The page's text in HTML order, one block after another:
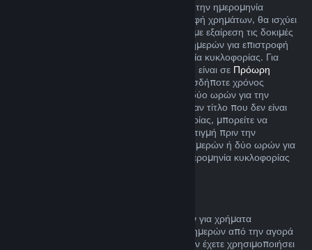
Όταν αγοράζετε έναν τίτλο στο Steam πριν την ημερομηνία
κυκλοφορίας του, όσον αφορά την επιστροφή χρημάτων, θα ισχύει
το όριο των δύο ωρών χρόνου παιχνιδιού (με εξαίρεση τις δοκιμές
εκδόσεων βήτα), αλλά η περίοδος των 14 ημερών για επιστροφή
χρημάτων δεν θα ξεκινά πριν την ημερομηνία κυκλοφορίας. Για
παράδειγμα, αν αγοράσετε ένα παιχνίδι που είναι σε Πρόωρη
, οποιοσδήποτε χρόνος
παιχνιδιού θα προσμετράται στο όριο των δύο ωρών για την
επιστροφή χρημάτων. Αν προαγοράσετε έναν τίτλο που δεν είναι
λειτουργικός πριν την ημερομηνία κυκλοφορίας, μπορείτε να
ζητήσετε επιστροφή χρημάτων ανά πάσα στιγμή πριν την
κυκλοφορία του και η τυπική περίοδος 14 ημερών ή δύο ωρών για
επιστροφή χρημάτων θα ισχύει από την ημερομηνία κυκλοφορίας
Μπορείτε να ζητήσετε επιστροφή χρημάτων για χρήματα
Πορτοφολιού Steam εντός δεκατεσσάρων ημερών από την αγορά
αν έχουν αγοραστεί μέσω του Steam και δεν έχετε χρησιμοποιήσει